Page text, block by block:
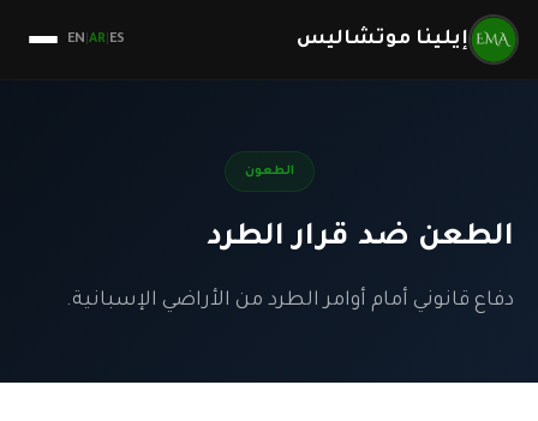
إيلينا موتشاليس ES
AR
EN
الطعون
الطعن ضد قرار الطرد
دفاع قانوني أمام أوامر الطرد من الأراضي الإسبانية.